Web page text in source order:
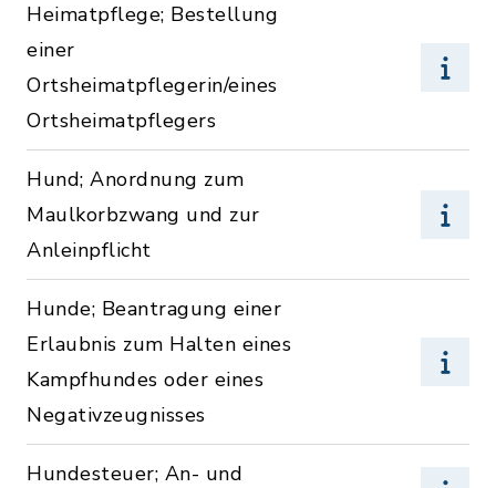
Heimatpflege; Bestellung
einer
Ortsheimatpflegerin/eines
Ortsheimatpflegers
Hund; Anordnung zum
Maulkorbzwang und zur
Anleinpflicht
Hunde; Beantragung einer
Erlaubnis zum Halten eines
Kampfhundes oder eines
Negativzeugnisses
Hundesteuer; An- und